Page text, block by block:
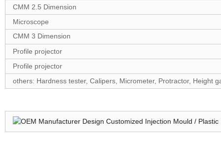
CMM 2.5 Dimension
Microscope
CMM 3 Dimension
Profile projector
Profile projector
others: Hardness tester, Calipers, Micrometer, Protractor, Height